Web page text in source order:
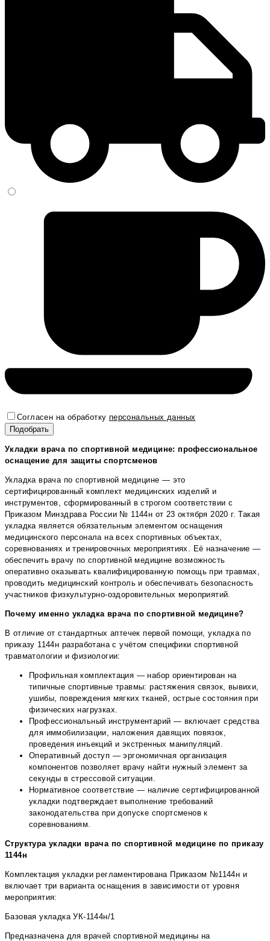
Согласен на обработку персональных данных
Укладки врача по спортивной медицине: профессиональное
оснащение для защиты спортсменов
Укладка врача по спортивной медицине — это
сертифицированный комплект медицинских изделий и
инструментов, сформированный в строгом соответствии с
Приказом Минздрава России № 1144н от 23 октября 2020 г. Такая
укладка является обязательным элементом оснащения
медицинского персонала на всех спортивных объектах,
соревнованиях и тренировочных мероприятиях. Её назначение —
обеспечить врачу по спортивной медицине возможность
оперативно оказывать квалифицированную помощь при травмах,
проводить медицинский контроль и обеспечивать безопасность
участников физкультурно-оздоровительных мероприятий.
Почему именно укладка врача по спортивной медицине?
В отличие от стандартных аптечек первой помощи, укладка по
приказу 1144н разработана с учётом специфики спортивной
травматологии и физиологии:
Профильная комплектация — набор ориентирован на
типичные спортивные травмы: растяжения связок, вывихи,
ушибы, повреждения мягких тканей, острые состояния при
физических нагрузках.
Профессиональный инструментарий — включает средства
для иммобилизации, наложения давящих повязок,
проведения инъекций и экстренных манипуляций.
Оперативный доступ — эргономичная организация
компонентов позволяет врачу найти нужный элемент за
секунды в стрессовой ситуации.
Нормативное соответствие — наличие сертифицированной
укладки подтверждает выполнение требований
законодательства при допуске спортсменов к
соревнованиям.
Структура укладки врача по спортивной медицине по приказу
1144н
Комплектация укладки регламентирована Приказом №1144н и
включает три варианта оснащения в зависимости от уровня
мероприятия:
Базовая укладка УК-1144н/1
Предназначена для врачей спортивной медицины на